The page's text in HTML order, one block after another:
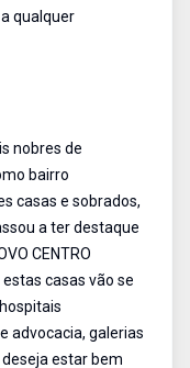
qualquer
nobres de
bairro
casas e sobrados,
a ter destaque
CENTRO
estas casas vão se
advocacia, galerias
estar bem